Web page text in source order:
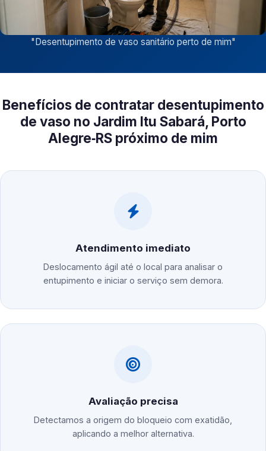
"Desentupimento de vaso sanitário perto de mim"
Benefícios de contratar desentupimento
de vaso no Jardim Itu Sabará, Porto
Alegre‑RS próximo de mim
Atendimento imediato
Deslocamento ágil até o local para analisar o
entupimento e iniciar o serviço sem demora.
Avaliação precisa
Detectamos a origem do bloqueio com exatidão,
aplicando a melhor alternativa.